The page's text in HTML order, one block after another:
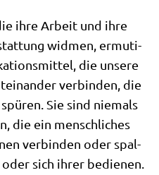
ihre Arbeit und ihre
wid­men, ermu­ti­
die unse­re
ver­bin­den, die
Sie sind nie­mals
die ein mensch­li­ches
ver­bin­den oder spal­
sich ihrer bedie­nen.